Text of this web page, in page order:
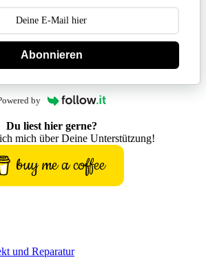
Abonnieren
by
Du liest hier gerne?
mich über Deine Unterstützung!
buy me a coffee